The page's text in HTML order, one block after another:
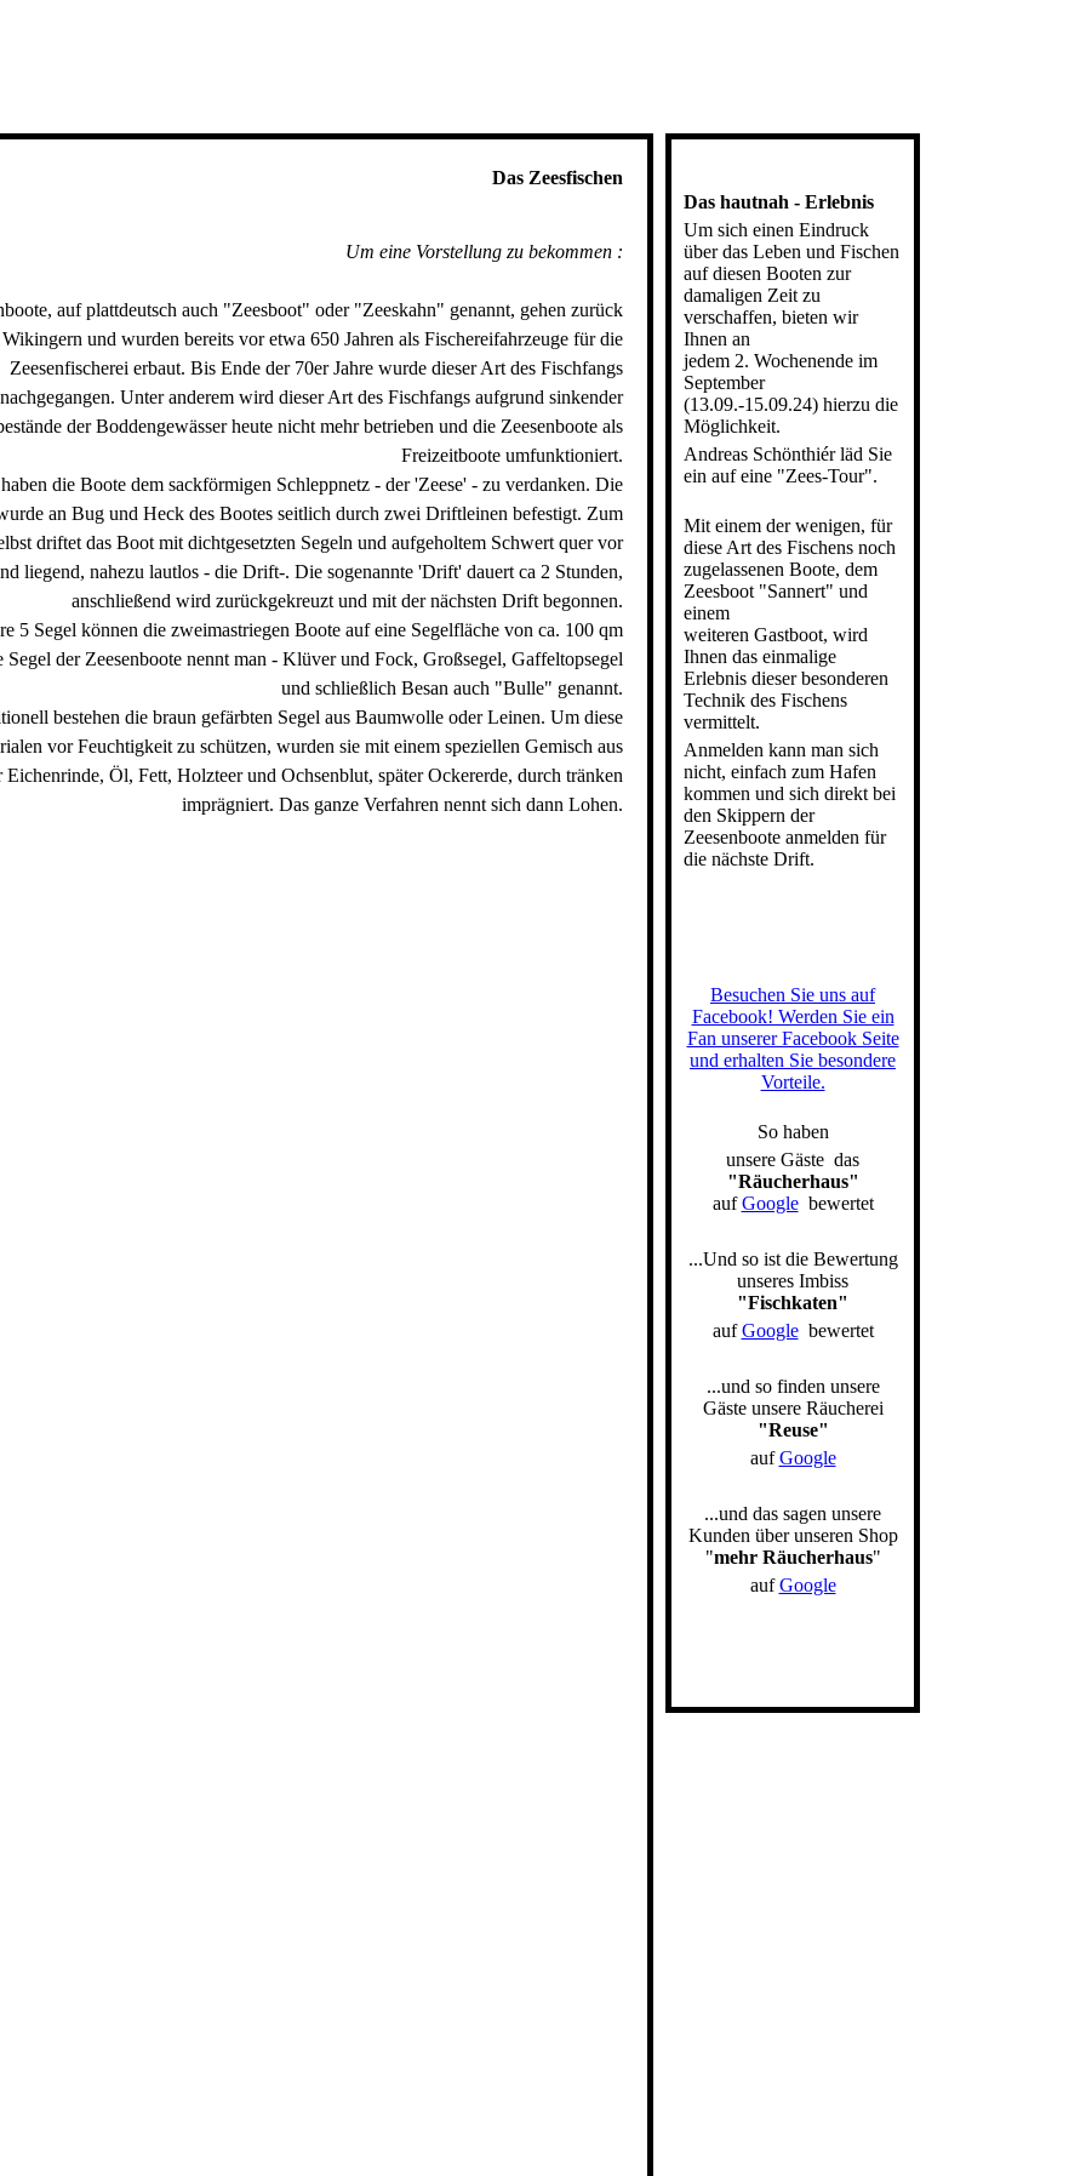
Zeesfischen
Um eine Vorstellung zu bekommen :
auf plattdeutsch auch "Zeesboot" oder "Zeeskahn" genannt, gehen zurück
und wurden bereits vor etwa 650 Jahren als Fischereifahrzeuge für die
Zeesenfischerei erbaut. Bis Ende der 70er Jahre wurde dieser Art des Fischfangs
nachgegangen. Unter anderem wird dieser Art des Fischfangs aufgrund sinkender
der Boddengewässer heute nicht mehr betrieben und die Zeesenboote als
Freizeitboote umfunktioniert.
die Boote dem sackförmigen Schleppnetz - der 'Zeese' - zu verdanken. Die
an Bug und Heck des Bootes seitlich durch zwei Driftleinen befestigt. Zum
driftet das Boot mit dichtgesetzten Segeln und aufgeholtem Schwert quer vor
liegend, nahezu lautlos - die Drift-. Die sogenannte 'Drift' dauert ca 2 Stunden,
anschließend wird zurückgekreuzt und mit der nächsten Drift begonnen.
5 Segel können die zweimastriegen Boote auf eine Segelfläche von ca. 100 qm
Segel der Zeesenboote nennt man - Klüver und Fock, Großsegel, Gaffeltopsegel
und schließlich Besan auch "Bulle" genannt.
bestehen die braun gefärbten Segel aus Baumwolle oder Leinen. Um diese
vor Feuchtigkeit zu schützen, wurden sie mit einem speziellen Gemisch aus
Eichenrinde, Öl, Fett, Holzteer und Ochsenblut, später Ockererde, durch tränken
imprägniert. Das ganze Verfahren nennt sich dann Lohen.
Das hautnah - Erlebnis
Um sich einen Eindruck
über das Leben und Fischen
auf diesen Booten zur
damaligen Zeit zu
verschaffen, bieten wir
Ihnen an
jedem 2. Wochenende im
September
(13.09.-15.09.24) hierzu die
Möglichkeit.
Andreas Schönthiér läd Sie
ein auf eine "Zees-Tour".
Mit einem der wenigen, für
diese Art des Fischens noch
zugelassenen Boote, dem
Zeesboot "Sannert" und
einem
weiteren Gastboot, wird
Ihnen das einmalige
Erlebnis dieser besonderen
Technik des Fischens
vermittelt.
Anmelden kann man sich
nicht, einfach zum Hafen
kommen und sich direkt bei
den Skippern der
Zeesenboote anmelden für
die nächste Drift.
Besuchen Sie uns auf
Facebook! Werden Sie ein
Fan unserer Facebook Seite
und erhalten Sie besondere
Vorteile.
So haben
unsere Gäste das
"Räucherhaus"
aufGooglebewertet
...Und so ist die Bewertung
unseres Imbiss
"Fischkaten"
aufGooglebewertet
...und so finden unsere
Gäste unsere Räucherei
"Reuse"
aufGoogle
...und das sagen unsere
Kunden über unseren Shop
"mehr Räucherhaus"
aufGoogle